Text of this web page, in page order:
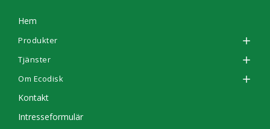
Hem
Produkter
Tjänster
Om Ecodisk
Kontakt
Intresseformulär